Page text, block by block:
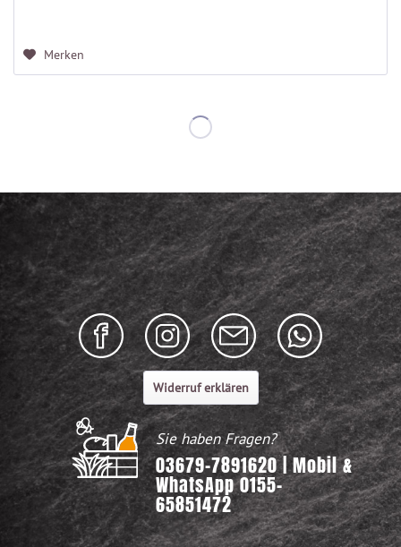
Merken
Widerruf erklären
Sie haben Fragen?
03679-7891620 | Mobil &
WhatsApp 0155-
65851472